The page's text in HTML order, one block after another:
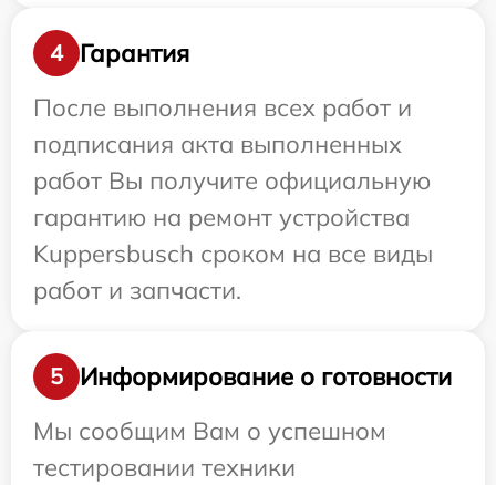
4
Гарантия
После выполнения всех работ и
подписания акта выполненных
работ Вы получите официальную
гарантию на ремонт устройства
Kuppersbusch сроком на все виды
работ и запчасти.
5
Информирование о готовности
Мы сообщим Вам о успешном
тестировании техники